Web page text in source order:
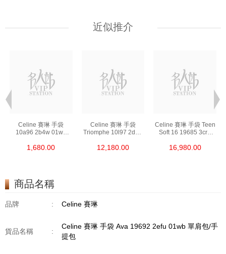
近似推介
Celine 賽琳 手袋
10a96 2b4w 01wb
Pouch
1,680.00
Celine 賽琳 手袋
Triomphe 10l97 2dqb
12,180.00
Celine 賽琳 手袋 Teen
Soft 16 19685 3cr8
16,980.00
商品名稱
品牌 : Celine 賽琳
貨品名稱 :
Celine 賽琳 手袋 Ava 19692 2efu 01wb 單肩包/手
提包